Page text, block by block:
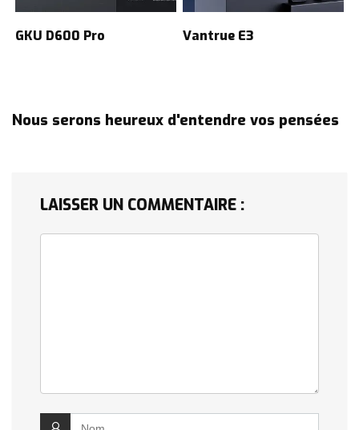
GKU D600 Pro Vantrue E3
Nous serons heureux d'entendre vos pensées
LAISSER UN COMMENTAIRE :